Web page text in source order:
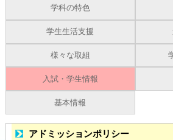
学科の特色
学生生活支援
様々な取組
入試・学生情報
基本情報
アドミッションポリシー